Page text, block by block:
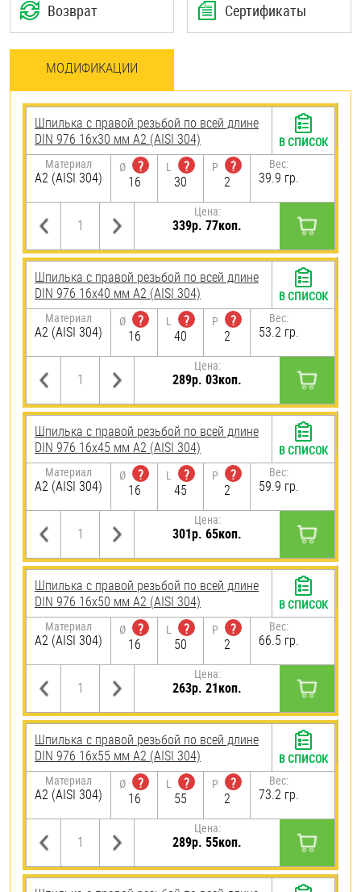
Возврат Сертификаты
МОДИФИКАЦИИ
Шпилька с правой резьбой по всей длине
DIN 976 16х30 мм А2 (AISI 304)
Материал
А2 (AISI 304)
Ø
?
16
L
?
30
P
?
2
Вес:
39.9 гр.
Цена:
339р. 77коп.
В СПИСОК
Шпилька с правой резьбой по всей длине
DIN 976 16х40 мм А2 (AISI 304)
Материал
А2 (AISI 304)
Ø
?
16
L
?
40
P
?
2
Вес:
53.2 гр.
Цена:
289р. 03коп.
В СПИСОК
Шпилька с правой резьбой по всей длине
DIN 976 16х45 мм А2 (AISI 304)
Материал
А2 (AISI 304)
Ø
?
16
L
?
45
P
?
2
Вес:
59.9 гр.
Цена:
301р. 65коп.
В СПИСОК
Шпилька с правой резьбой по всей длине
DIN 976 16х50 мм А2 (AISI 304)
Материал
А2 (AISI 304)
Ø
?
16
L
?
50
P
?
2
Вес:
66.5 гр.
Цена:
263р. 21коп.
В СПИСОК
Шпилька с правой резьбой по всей длине
DIN 976 16х55 мм А2 (AISI 304)
Материал
А2 (AISI 304)
Ø
?
16
L
?
55
P
?
2
Вес:
73.2 гр.
Цена:
289р. 55коп.
В СПИСОК